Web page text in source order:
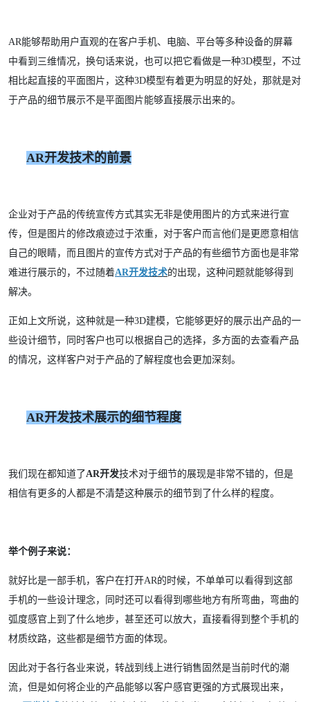
AR能够帮助用户直观的在客户手机、电脑、平台等多种设备的屏幕
中看到三维情况，换句话来说，也可以把它看做是一种3D模型，不过
相比起直接的平面图片，这种3D模型有着更为明显的好处，那就是对
于产品的细节展示不是平面图片能够直接展示出来的。
AR开发技术的前景
企业对于产品的传统宣传方式其实无非是使用图片的方式来进行宣
传，但是图片的修改痕迹过于浓重，对于客户而言他们是更愿意相信
自己的眼睛，而且图片的宣传方式对于产品的有些细节方面也是非常
难进行展示的，不过随着AR开发技术的出现，这种问题就能够得到
解决。
正如上文所说，这种就是一种3D建模，它能够更好的展示出产品的一
些设计细节，同时客户也可以根据自己的选择，多方面的去查看产品
的情况，这样客户对于产品的了解程度也会更加深刻。
AR开发技术展示的细节程度
我们现在都知道了AR开发技术对于细节的展现是非常不错的，但是
相信有更多的人都是不清楚这种展示的细节到了什么样的程度。
举个例子来说：
就好比是一部手机，客户在打开AR的时候，不单单可以看得到这部
手机的一些设计理念，同时还可以看得到哪些地方有所弯曲，弯曲的
弧度感官上到了什么地步，甚至还可以放大，直接看得到整个手机的
材质纹路，这些都是细节方面的体现。
因此对于各行各业来说，转战到线上进行销售固然是当前时代的潮
流，但是如何将企业的产品能够以客户感官更强的方式展现出来，